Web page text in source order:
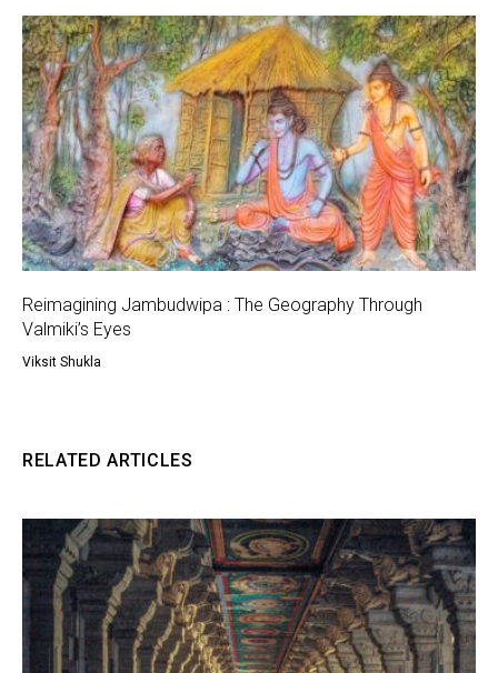
Reimagining Jambudwipa : The Geography Through
Valmiki’s Eyes
Viksit Shukla
RELATED ARTICLES